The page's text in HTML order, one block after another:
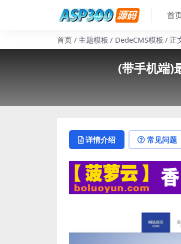
首
首页 主题模板 DedeCMS模板 正
(带手机端)
详情介绍 常见问题